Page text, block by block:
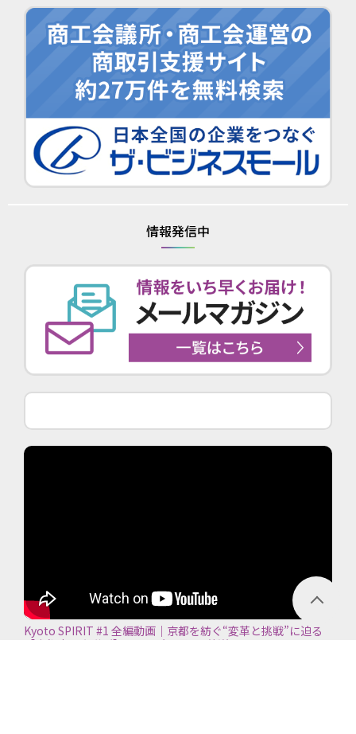
情報発信中
Kyoto SPIRIT #1 全編動画｜京都を紡ぐ“変革と挑戦”に迫る
【京都商工会議所】＜2026年7月5日放送＞